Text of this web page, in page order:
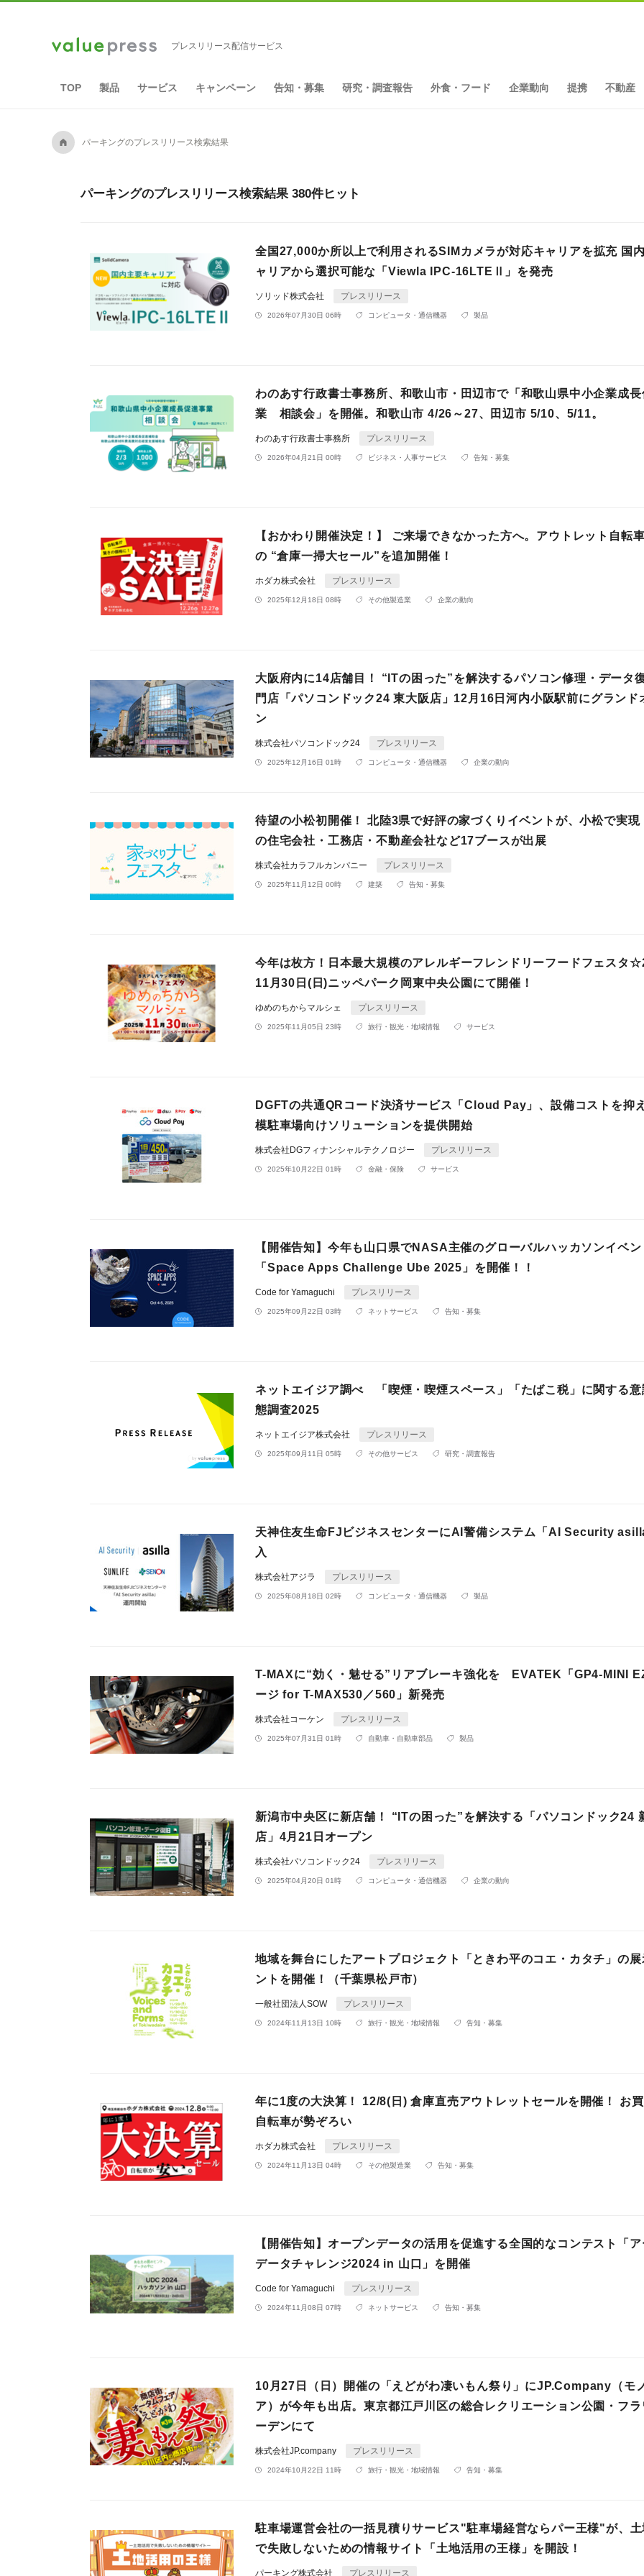
プレスリリース配信サービス
TOP 製品 サービス キャンペーン 告知・募集 研究・調査報告 外食・フード 企業動向 提携 不動産
A パーキングのプレスリリース検索結果
パーキングのプレスリリース検索結果 380件ヒット
全国27,000か所以上で利用されるSIMカメラが対応キャリアを拡充 国
ャリアから選択可能な「Viewla IPC-16LTEⅡ」を発売
ソリッド株式会社 プレスリリース
2026年07月30日 06時 コンピュータ・通信機器 製品
わのあす行政書士事務所、和歌山市・田辺市で「和歌山県中小企業成長
業 相談会」を開催。和歌山市 4/26～27、田辺市 5/10、5/11。
わのあす行政書士事務所 プレスリリース
2026年04月21日 00時 ビジネス・人事サービス 告知・募集
【おかわり開催決定！】 ご来場できなかった方へ。アウトレット自転
の “倉庫一掃大セール”を追加開催！
ホダカ株式会社 プレスリリース
2025年12月18日 08時 その他製造業 企業の動向
大阪府内に14店舗目！ “ITの困った”を解決するパソコン修理・データ
門店「パソコンドック24 東大阪店」12月16日河内小阪駅前にグランド
ン
株式会社パソコンドック24 プレスリリース
2025年12月16日 01時 コンピュータ・通信機器 企業の動向
待望の小松初開催！ 北陸3県で好評の家づくりイベントが、小松で実現
の住宅会社・工務店・不動産会社など17ブースが出展
株式会社カラフルカンパニー プレスリリース
2025年11月12日 00時 建築 告知・募集
今年は枚方！日本最大規模のアレルギーフレンドリーフードフェスタ
11月30日(日)ニッペパーク岡東中央公園にて開催！
ゆめのちからマルシェ プレスリリース
2025年11月05日 23時 旅行・観光・地域情報 サービス
DGFTの共通QRコード決済サービス「Cloud Pay」、設備コストを抑
模駐車場向けソリューションを提供開始
株式会社DGフィナンシャルテクノロジー プレスリリース
2025年10月22日 01時 金融・保険 サービス
【開催告知】今年も山口県でNASA主催のグローバルハッカソンイベン
「Space Apps Challenge Ube 2025」を開催！！
Code for Yamaguchi プレスリリース
2025年09月22日 03時 ネットサービス 告知・募集
ネットエイジア調べ 「喫煙・喫煙スペース」「たばこ税」に関する意
態調査2025
ネットエイジア株式会社 プレスリリース
2025年09月11日 05時 その他サービス 研究・調査報告
天神住友生命FJビジネスセンターにAI警備システム「AI Security
入
株式会社アジラ プレスリリース
2025年08月18日 02時 コンピュータ・通信機器 製品
T-MAXに“効く・魅せる”リアブレーキ強化を EVATEK「GP4-MINI
ージ for T-MAX530／560」新発売
株式会社コーケン プレスリリース
2025年07月31日 01時 自動車・自動車部品 製品
新潟市中央区に新店舗！ “ITの困った”を解決する「パソコンドック24
店」4月21日オープン
株式会社パソコンドック24 プレスリリース
2025年04月20日 01時 コンピュータ・通信機器 企業の動向
地域を舞台にしたアートプロジェクト「ときわ平のコエ・カタチ」の
ントを開催！（千葉県松戸市）
一般社団法人SOW プレスリリース
2024年11月13日 10時 旅行・観光・地域情報 告知・募集
年に1度の大決算！ 12/8(日) 倉庫直売アウトレットセールを開催！ お
自転車が勢ぞろい
ホダカ株式会社 プレスリリース
2024年11月13日 04時 その他製造業 告知・募集
【開催告知】オープンデータの活用を促進する全国的なコンテスト「
データチャレンジ2024 in 山口」を開催
Code for Yamaguchi プレスリリース
2024年11月08日 07時 ネットサービス 告知・募集
10月27日（日）開催の「えどがわ凄いもん祭り」にJP.Company（モ
ア）が今年も出店。東京都江戸川区の総合レクリエーション公園・フ
ーデンにて
株式会社JP.company プレスリリース
2024年10月22日 11時 旅行・観光・地域情報 告知・募集
駐車場運営会社の一括見積りサービス"駐車場経営ならパー王様"が、土
で失敗しないための情報サイト「土地活用の王様」を開設！
パーキング株式会社 プレスリリース